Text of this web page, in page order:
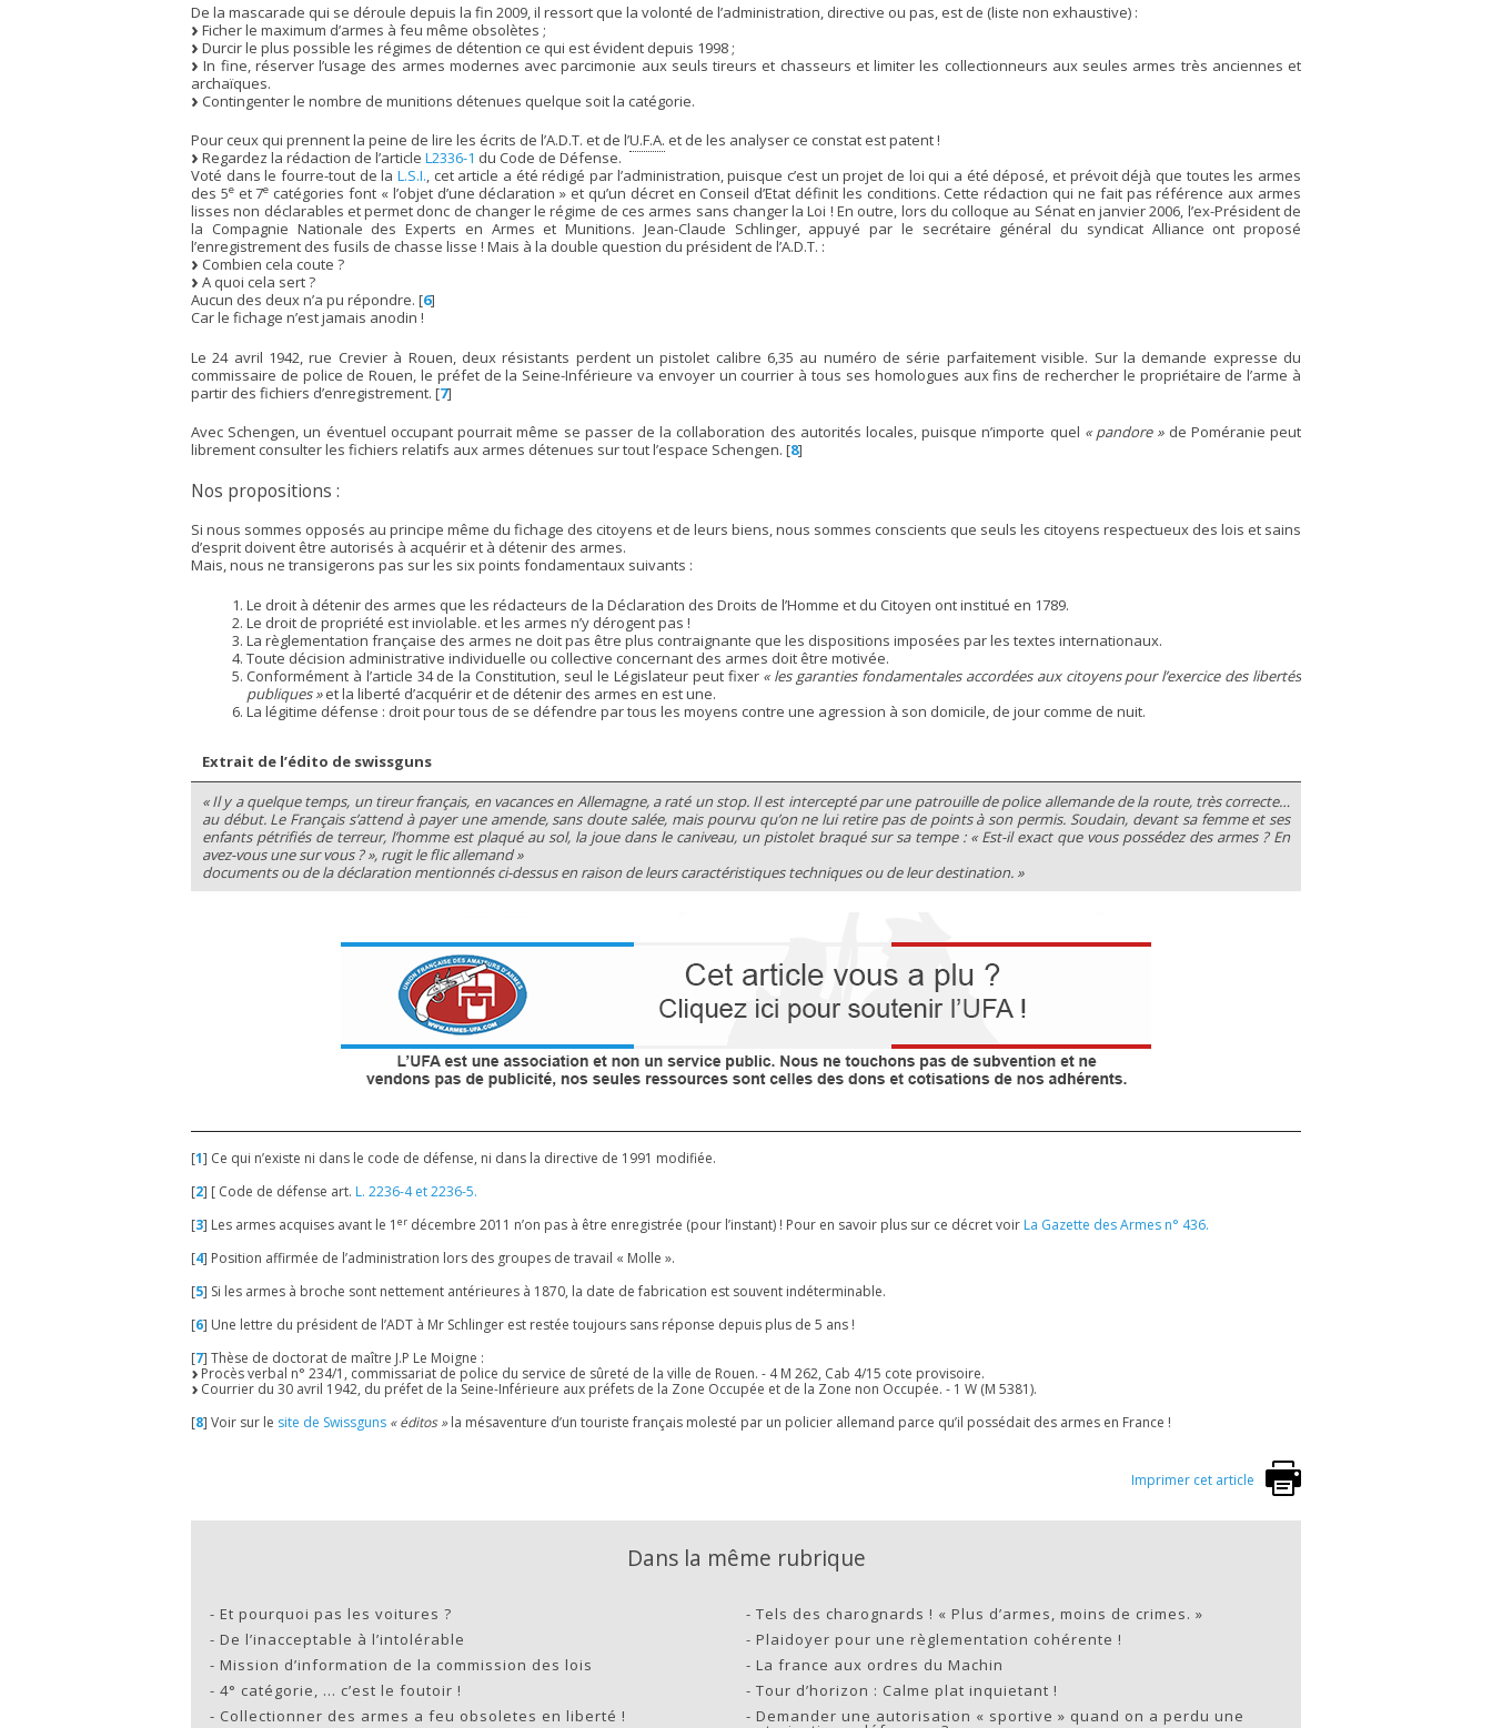
De la mascarade qui se déroule depuis la fin 2009, il ressort que la volonté de l’administration, directive ou pas, est de (liste non exhaustive) :
Ficher le maximum d’armes à feu même obsolètes ;
Durcir le plus possible les régimes de détention ce qui est évident depuis 1998 ;
In fine, réserver l’usage des armes modernes avec parcimonie aux seuls tireurs et chasseurs et limiter les collectionneurs aux seules armes très anciennes et
archaïques.
Contingenter le nombre de munitions détenues quelque soit la catégorie.
Pour ceux qui prennent la peine de lire les écrits de l’A.D.T. et de l’U.F.A. et de les analyser ce constat est patent !
Regardez la rédaction de l’article L2336-1 du Code de Défense.
Voté dans le fourre-tout de la L.S.I., cet article a été rédigé par l’administration, puisque c’est un projet de loi qui a été déposé, et prévoit déjà que toutes les armes
des 5eet 7e catégories font « l’objet d’une déclaration » et qu’un décret en Conseil d’Etat définit les conditions. Cette rédaction qui ne fait pas référence aux armes
lisses non déclarables et permet donc de changer le régime de ces armes sans changer la Loi ! En outre, lors du colloque au Sénat en janvier 2006, l’ex-Président de
la Compagnie Nationale des Experts en Armes et Munitions. Jean-Claude Schlinger, appuyé par le secrétaire général du syndicat Alliance ont proposé
l’enregistrement des fusils de chasse lisse ! Mais à la double question du président de l’A.D.T. :
Combien cela coute ?
A quoi cela sert ?
Aucun des deux n’a pu répondre. [6]
Car le fichage n’est jamais anodin !
Le 24 avril 1942, rue Crevier à Rouen, deux résistants perdent un pistolet calibre 6,35 au numéro de série parfaitement visible. Sur la demande expresse du
commissaire de police de Rouen, le préfet de la Seine-Inférieure va envoyer un courrier à tous ses homologues aux fins de rechercher le propriétaire de l’arme à
partir des fichiers d’enregistrement. [7]
Avec Schengen, un éventuel occupant pourrait même se passer de la collaboration des autorités locales, puisque n’importe quel « pandore »de Poméranie peut
librement consulter les fichiers relatifs aux armes détenues sur tout l’espace Schengen. [8]
Nos propositions :
Si nous sommes opposés au principe même du fichage des citoyens et de leurs biens, nous sommes conscients que seuls les citoyens respectueux des lois et sains
d’esprit doivent être autorisés à acquérir et à détenir des armes.
Mais, nous ne transigerons pas sur les six points fondamentaux suivants :
Le droit à détenir des armes que les rédacteurs de la Déclaration des Droits de l’Homme et du Citoyen ont institué en 1789.
Le droit de propriété est inviolable. et les armes n’y dérogent pas !
La règlementation française des armes ne doit pas être plus contraignante que les dispositions imposées par les textes internationaux.
Toute décision administrative individuelle ou collective concernant des armes doit être motivée.
Conformément à l’article 34 de la Constitution, seul le Législateur peut fixer« les garanties fondamentales accordées aux citoyens pour l’exercice des libertés
publiques »et la liberté d’acquérir et de détenir des armes en est une.
La légitime défense : droit pour tous de se défendre par tous les moyens contre une agression à son domicile, de jour comme de nuit.
Extrait de l’édito de swissguns
« Il y a quelque temps, un tireur français, en vacances en Allemagne, a raté un stop. Il est intercepté par une patrouille de police allemande de la route, très correcte…
au début. Le Français s’attend à payer une amende, sans doute salée, mais pourvu qu’on ne lui retire pas de points à son permis. Soudain, devant sa femme et ses
enfants pétrifiés de terreur, l’homme est plaqué au sol, la joue dans le caniveau, un pistolet braqué sur sa tempe : « Est-il exact que vous possédez des armes ? En
avez-vous une sur vous ? », rugit le flic allemand »
documents ou de la déclaration mentionnés ci-dessus en raison de leurs caractéristiques techniques ou de leur destination. »
[1] Ce qui n’existe ni dans le code de défense, ni dans la directive de 1991 modifiée.
[2] [ Code de défense art. L. 2236-4 et 2236-5.
[3] Les armes acquises avant le 1 er décembre 2011 n’on pas à être enregistrée (pour l’instant) ! Pour en savoir plus sur ce décret voir La Gazette des Armes n° 436.
[4] Position affirmée de l’administration lors des groupes de travail « Molle ».
[5] Si les armes à broche sont nettement antérieures à 1870, la date de fabrication est souvent indéterminable.
[6] Une lettre du président de l’ADT à Mr Schlinger est restée toujours sans réponse depuis plus de 5 ans !
[7] Thèse de doctorat de maître J.P Le Moigne :
Procès verbal n° 234/1, commissariat de police du service de sûreté de la ville de Rouen. - 4 M 262, Cab 4/15 cote provisoire.
Courrier du 30 avril 1942, du préfet de la Seine-Inférieure aux préfets de la Zone Occupée et de la Zone non Occupée. - 1 W (M 5381).
[8] Voir sur le site de Swissguns « éditos »la mésaventure d’un touriste français molesté par un policier allemand parce qu’il possédait des armes en France !
Imprimer cet article
Dans la même rubrique
- Et pourquoi pas les voitures ? - Tels des charognards ! « Plus d’armes, moins de crimes. »
- De l’inacceptable à l’intolérable - Plaidoyer pour une règlementation cohérente !
- Mission d’information de la commission des lois - La france aux ordres du Machin
- 4° catégorie, … c’est le foutoir ! - Tour d’horizon : Calme plat inquietant !
- Collectionner des armes a feu obsoletes en liberté ! - Demander une autorisation « sportive » quand on a perdu une